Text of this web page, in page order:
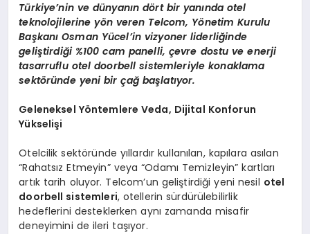
Türkiye’nin ve dünyanın dört bir yanında otel
teknolojilerine yön veren Telcom, Yönetim Kurulu
Başkanı Osman Yücel’in vizyoner liderliğinde
geliştirdiği %100 cam panelli, çevre dostu ve enerji
tasarruflu otel doorbell sistemleriyle konaklama
sektöründe yeni bir çağ başlatıyor.
Geleneksel Yöntemlere Veda, Dijital Konforun
Yükselişi
Otelcilik sektöründe yıllardır kullanılan, kapılara asılan
“Rahatsız Etmeyin” veya “Odamı Temizleyin” kartları
artık tarih oluyor. Telcom’un geliştirdiği yeni nesil otel
doorbell sistemleri, otellerin sürdürülebilirlik
hedeflerini desteklerken aynı zamanda misafir
deneyimini de ileri taşıyor.